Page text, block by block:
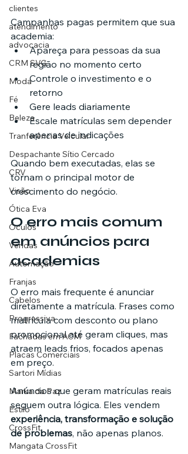
clientes
atendimento
advocacia
CRM SVG
Moda
Fé
Beleza
Tranferência Veicular
Despachante Sítio Cercado
CRV
Visão
Ótica Eva
Óculos
Vendas
Automação
Franjas
Cabelos
Progressiva
Fachadas em ACM
Placas Comerciais
Sartori Mídias
Marka da Paz
Estilo
CrossFit
Mangata CrossFit
Campanhas pagas permitem que sua
academia:
Apareça para pessoas da sua
região no momento certo
Controle o investimento e o
retorno
Gere leads diariamente
Escale matrículas sem depender
apenas de indicações
Quando bem executadas, elas se
tornam o principal motor de
crescimento do negócio.
O erro mais comum
em anúncios para
academias
O erro mais frequente é anunciar
diretamente a matrícula. Frases como
matrícula com desconto ou plano
promocional até geram cliques, mas
atraem leads frios, focados apenas
em preço.
Anúncios que geram matrículas reais
seguem outra lógica. Eles vendem
experiência, transformação e solução
de problemas, não apenas planos.